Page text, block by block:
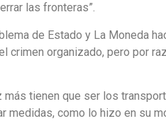
las fronteras”.
de Estado y La Moneda
crimen organizado, pero por
más tienen que ser los
medidas, como lo hizo en su